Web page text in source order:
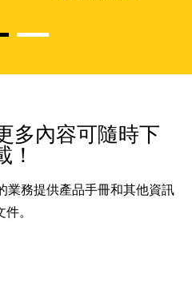
多內容可隨時下
！
務提供產品手冊和其他資訊
件。